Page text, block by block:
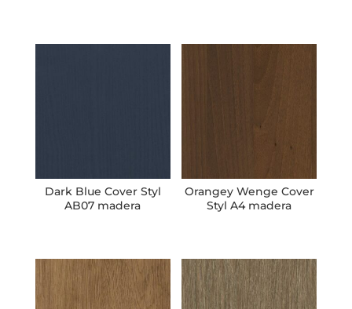
Dark Blue Cover Styl
AB07 madera
Orangey Wenge Cover
Styl A4 madera